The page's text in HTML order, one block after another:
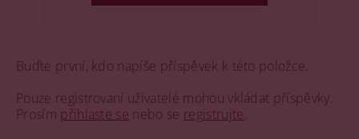
Buďte první, kdo napíše příspěvek k této položce.
Pouze registrovaní uživatelé mohou vkládat příspěvky.
Prosím přihlaste se nebo se registrujte